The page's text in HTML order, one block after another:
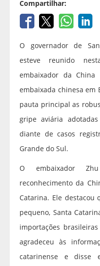
Compartilhar:
O governador de
esteve reunido
embaixador da
embaixada chinesa em
pauta principal as
gripe aviária
diante de casos
Grande do Sul.
O embaixador
reconhecimento da
Catarina. Ele destacou
pequeno, Santa
importações
agradeceu às
catarinense e disse